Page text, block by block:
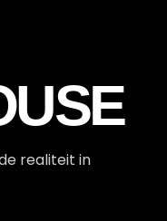
realiteit in